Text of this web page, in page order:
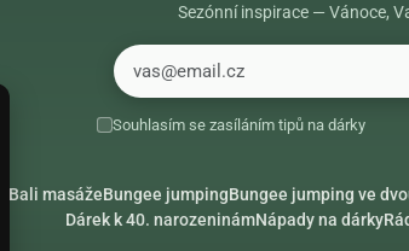
Sezónní inspirace — Vánoce,
Souhlasím se zasíláním tipů na dárky
Bali masážeBungee jumpingBungee jumping ve
Dárek k 40. narozeninámNápady na dárky